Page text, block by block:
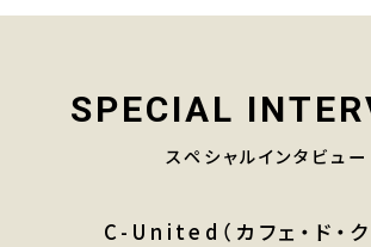
SPECIAL
スペシャルインタビュー
C-United（カフェ・ド・ク